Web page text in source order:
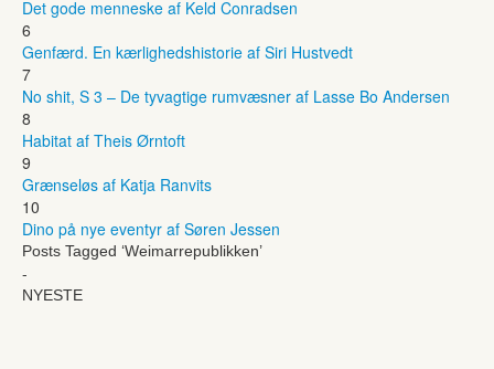
Det gode menneske af Keld Conradsen
6
Genfærd. En kærlighedshistorie af Siri Hustvedt
7
No shit, S 3 – De tyvagtige rumvæsner af Lasse Bo Andersen
8
Habitat af Theis Ørntoft
9
Grænseløs af Katja Ranvits
10
Dino på nye eventyr af Søren Jessen
Posts Tagged ‘Weimarrepublikken’
-
NYESTE